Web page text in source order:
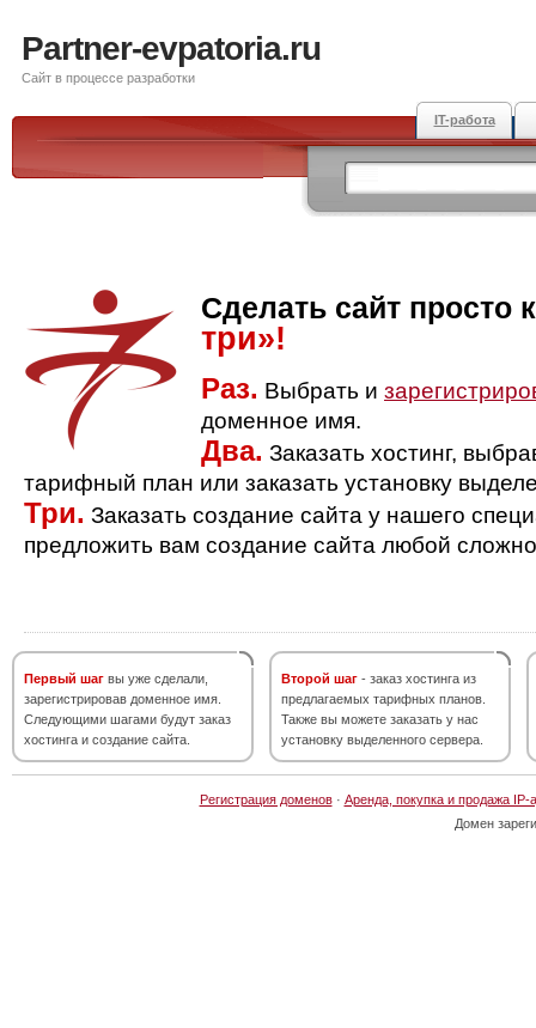
Partner-evpatoria.ru
Сайт в процессе разработки
IT-работа
Сделать сайт просто
три»!
Раз. Выбрать и
доменное имя.
Два. Заказать хостинг,
тарифный план или заказать установку
Три. Заказать создание сайта у нашего
предложить вам создание сайта любой
Первый шаг вы уже сделали,
зарегистрировав доменное имя.
Следующими шагами будут заказ
хостинга и создание сайта.
Второй шаг - заказ хостинга из
предлагаемых тарифных планов.
Также вы можете заказать у нас
установку выделенного сервера.
Регистрация доменов· Аренда, покупка и продажа IP-
Домен